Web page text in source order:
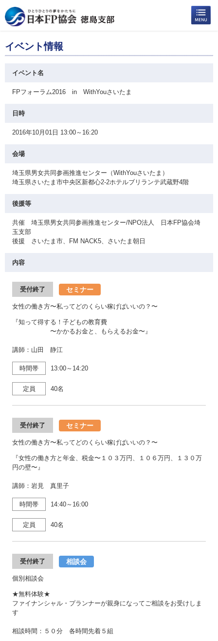
イベント情報
イベント名
FPフォーラム2016 in WithYouさいたま
日時
2016年10月01日 13:00～16:20
会場
埼玉県男女共同参画推進センター（WithYouさいたま）
埼玉県さいたま市中央区新都心2-2ホテルブリランテ武蔵野4階
後援等
共催 埼玉県男女共同参画推進センター/NPO法人 日本FP協会埼
玉支部
後援 さいたま市、FM NACK5、さいたま朝日
内容
受付終了 セミナー
女性の働き方〜私ってどのくらい稼げばいいの？〜
『知って得する！子どもの教育費
〜かかるお金と、もらえるお金〜』
講師：山田 静江
時間帯 13:00～14:20
定員 40名
受付終了 セミナー
女性の働き方〜私ってどのくらい稼げばいいの？〜
『女性の働き方と年金、税金〜１０３万円、１０６万円、１３０万
円の壁〜』
講師：岩見 真里子
時間帯 14:40～16:00
定員 40名
受付終了 相談会
個別相談会
★無料体験★
ファイナンシャル・プランナーが親身になってご相談をお受けしま
す
相談時間：５０分 各時間先着５組